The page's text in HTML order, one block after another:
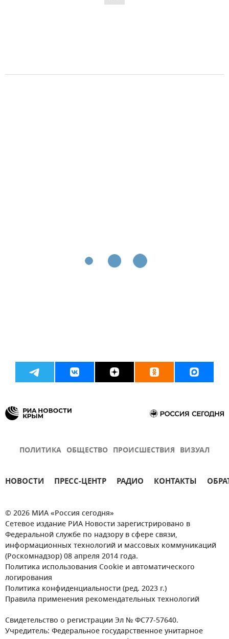
ПОЛИТИКА ОБЩЕСТВО ПРОИСШЕСТВИЯ ВИЗУАЛ
НОВОСТИ ПРЕСС-ЦЕНТР РАДИО КОНТАКТЫ
© 2026 МИА «Россия сегодня»
Сетевое издание РИА Новости зарегистрировано в
Федеральной службе по надзору в сфере связи,
информационных технологий и массовых коммуникаций
(Роскомнадзор) 08 апреля 2014 года.
Политика использования Cookie и автоматического
логирования
Политика конфиденциальности (ред. 2023 г.)
Правила применения рекомендательных технологий
Свидетельство о регистрации Эл № ФС77-57640.
Учредитель: Федеральное государственное унитарное